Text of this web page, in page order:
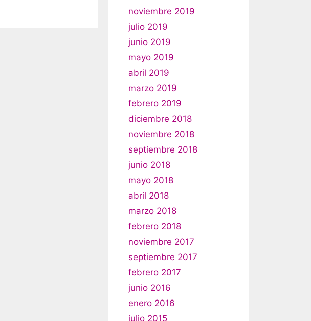
noviembre 2019
julio 2019
junio 2019
mayo 2019
abril 2019
marzo 2019
febrero 2019
diciembre 2018
noviembre 2018
septiembre 2018
junio 2018
mayo 2018
abril 2018
marzo 2018
febrero 2018
noviembre 2017
septiembre 2017
febrero 2017
junio 2016
enero 2016
julio 2015